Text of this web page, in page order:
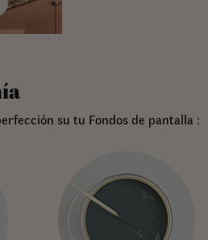
su tu Fondos de pantalla :